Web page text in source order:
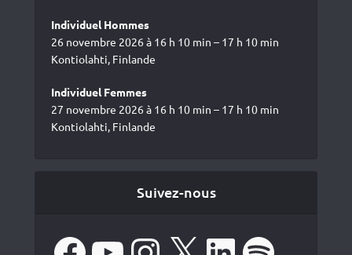
Individuel Hommes
26 novembre 2026 à 16 h 10 min – 17 h 10 min
Kontiolahti, Finlande
Individuel Femmes
27 novembre 2026 à 16 h 10 min – 17 h 10 min
Kontiolahti, Finlande
Suivez-nous
FacebookYouTube Instagram LinkedIn Spotify